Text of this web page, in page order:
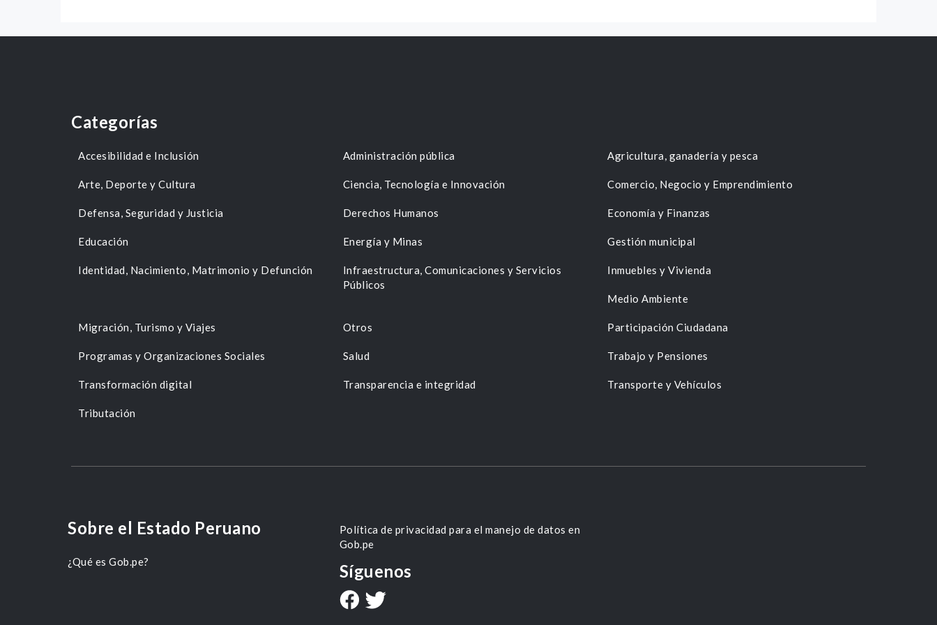
Categorías
Accesibilidad e Inclusión Administración pública Agricultura, ganadería y pesca
Arte, Deporte y Cultura Ciencia, Tecnología e Innovación Comercio, Negocio y Emprendimiento
Defensa, Seguridad y Justicia Derechos Humanos Economía y Finanzas
Educación Energía y Minas Gestión municipal
Identidad, Nacimiento, Matrimonio y Defunción
Infraestructura, Comunicaciones y Servicios
Públicos
Inmuebles y Vivienda
Medio Ambiente
Migración, Turismo y Viajes Otros Participación Ciudadana
Programas y Organizaciones Sociales Salud Trabajo y Pensiones
Transformación digital Transparencia e integridad Transporte y Vehículos
Tributación
Sobre el Estado Peruano
¿Qué es Gob.pe?
Política de privacidad para el manejo de datos en
Gob.pe
Síguenos